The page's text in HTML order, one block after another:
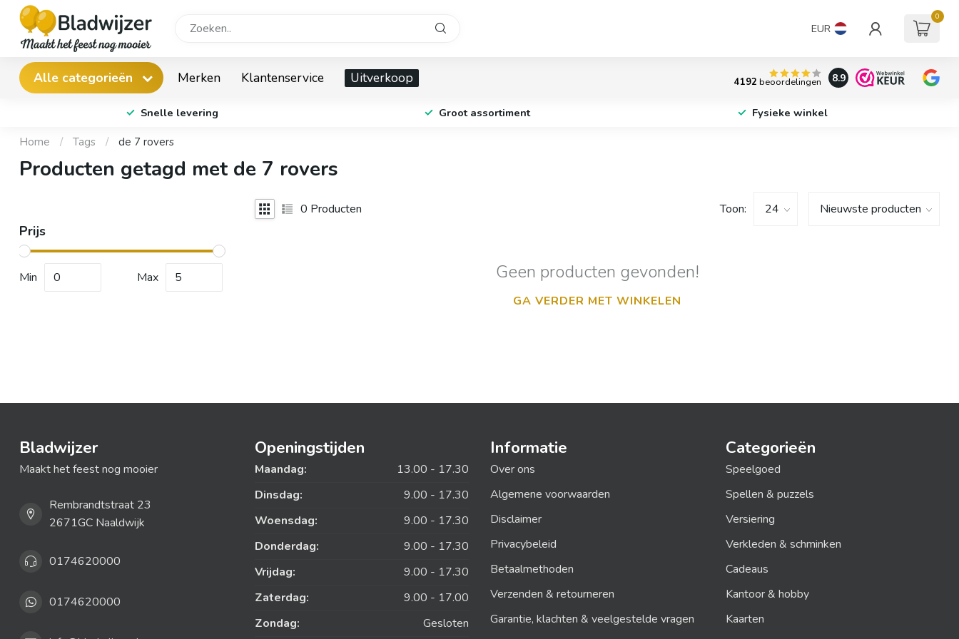
EUR
0
Alle categorieën Merken Klantenservice Uitverkoop 4192 beoordelingen 8.9
Snelle levering Groot assortiment Fysieke winkel
Home / Tags / de 7 rovers
Producten getagd met de 7 rovers
Prijs
Min Max
0 Producten Toon:
Geen producten gevonden!
GA VERDER MET WINKELEN
Bladwijzer
Maakt het feest nog mooier
Rembrandtstraat 23
2671GC Naaldwijk
0174620000
0174620000
Openingstijden
Maandag:
13.00 - 17.30
Dinsdag:
9.00 - 17.30
Woensdag:
9.00 - 17.30
Donderdag:
9.00 - 17.30
Vrijdag:
9.00 - 17.30
Zaterdag:
9.00 - 17.00
Zondag:
Gesloten
Informatie
Over ons
Algemene voorwaarden
Disclaimer
Privacybeleid
Betaalmethoden
Verzenden & retourneren
Garantie, klachten & veelgestelde vragen
Categorieën
Speelgoed
Spellen & puzzels
Versiering
Verkleden & schminken
Cadeaus
Kantoor & hobby
Kaarten